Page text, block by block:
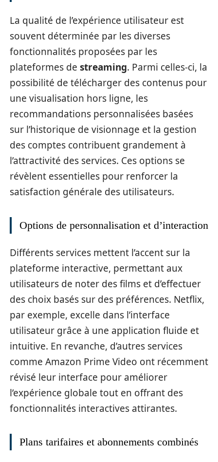
La qualité de l’expérience utilisateur est
souvent déterminée par les diverses
fonctionnalités proposées par les
plateformes de streaming. Parmi celles-ci, la
possibilité de télécharger des contenus pour
une visualisation hors ligne, les
recommandations personnalisées basées
sur l’historique de visionnage et la gestion
des comptes contribuent grandement à
l’attractivité des services. Ces options se
révèlent essentielles pour renforcer la
satisfaction générale des utilisateurs.
Options de personnalisation et d’interaction
Différents services mettent l’accent sur la
plateforme interactive, permettant aux
utilisateurs de noter des films et d’effectuer
des choix basés sur des préférences. Netflix,
par exemple, excelle dans l’interface
utilisateur grâce à une application fluide et
intuitive. En revanche, d’autres services
comme Amazon Prime Video ont récemment
révisé leur interface pour améliorer
l’expérience globale tout en offrant des
fonctionnalités interactives attirantes.
Plans tarifaires et abonnements combinés